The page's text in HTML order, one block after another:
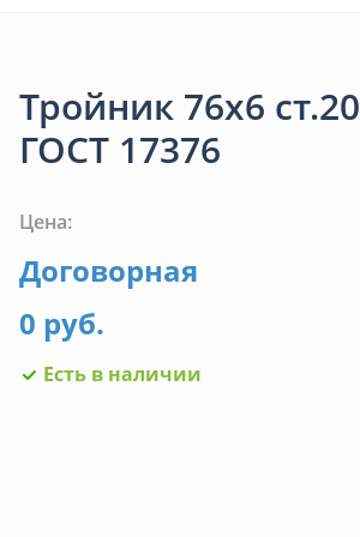
Тройник 76х6 ст.20
ГОСТ 17376
Цена:
Договорная
0 руб.
Есть в наличии